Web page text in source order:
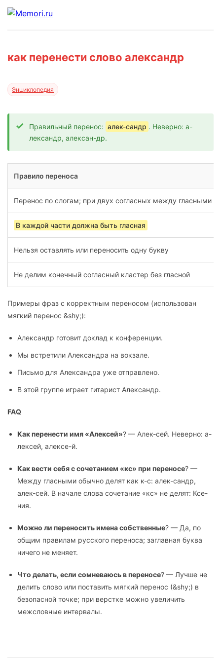
как перенести слово александр
Энциклопедия
Правильный перенос: алек-сандр . Неверно: а-
лександр, алексан-др.
Правило переноса
Перенос по слогам; при двух согласных между гласными
В каждой части должна быть гласная
Нельзя оставлять или переносить одну букву
Не делим конечный согласный кластер без гласной
Примеры фраз с корректным переносом (использован
мягкий перенос &shy;):
Алек­сандр готовит доклад к конференции.
Мы встретили Алек­сандра на вокзале.
Письмо для Алек­сандра уже отправлено.
В этой группе играет гитарист Алек­сандр.
FAQ
Как перенести имя «Алексей»? — Алек-сей. Неверно: а-
лексей, алексе-й.
Как вести себя с сочетанием «кс» при переносе? —
Между гласными обычно делят как к-с: алек-сандр,
алек-сей. В начале слова сочетание «кс» не делят: Ксе-
ния.
Можно ли переносить имена собственные? — Да, по
общим правилам русского переноса; заглавная буква
ничего не меняет.
Что делать, если сомневаюсь в переносе? — Лучше не
делить слово или поставить мягкий перенос (&shy;) в
безопасной точке; при верстке можно увеличить
межсловные интервалы.